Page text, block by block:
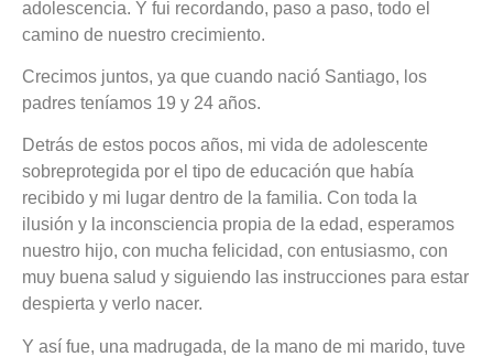
adolescencia. Y fui recordando, paso a paso, todo el
camino de nuestro crecimiento.
Crecimos juntos, ya que cuando nació Santiago, los
padres teníamos 19 y 24 años.
Detrás de estos pocos años, mi vida de adolescente
sobreprotegida por el tipo de educación que había
recibido y mi lugar dentro de la familia. Con toda la
ilusión y la inconsciencia propia de la edad, esperamos
nuestro hijo, con mucha felicidad, con entusiasmo, con
muy buena salud y siguiendo las instrucciones para estar
despierta y verlo nacer.
Y así fue, una madrugada, de la mano de mi marido, tuve